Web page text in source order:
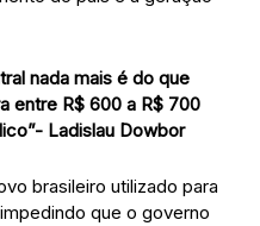
nada mais é do que
entre R$ 600 a R$ 700
Ladislau Dowbor
brasileiro utilizado para
que o governo